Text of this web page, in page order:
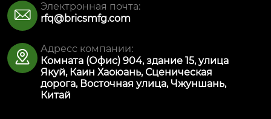

Электронная почта:
rfq@bricsmfg.com

Адресс компании:
Комната (Офис) 904, здание 15, улица
Якуй, Каин Хаоюань, Сценическая
дорога, Восточная улица, Чжуншань,
Китай